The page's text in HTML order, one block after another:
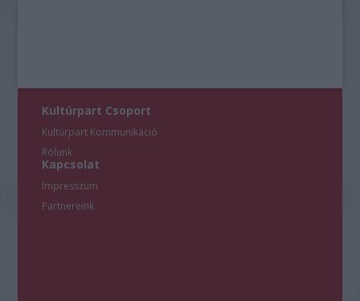
Kultúrpart Csoport
Kultúrpart Kommunikáció
Rólunk
Kapcsolat
Impresszum
Partnereink